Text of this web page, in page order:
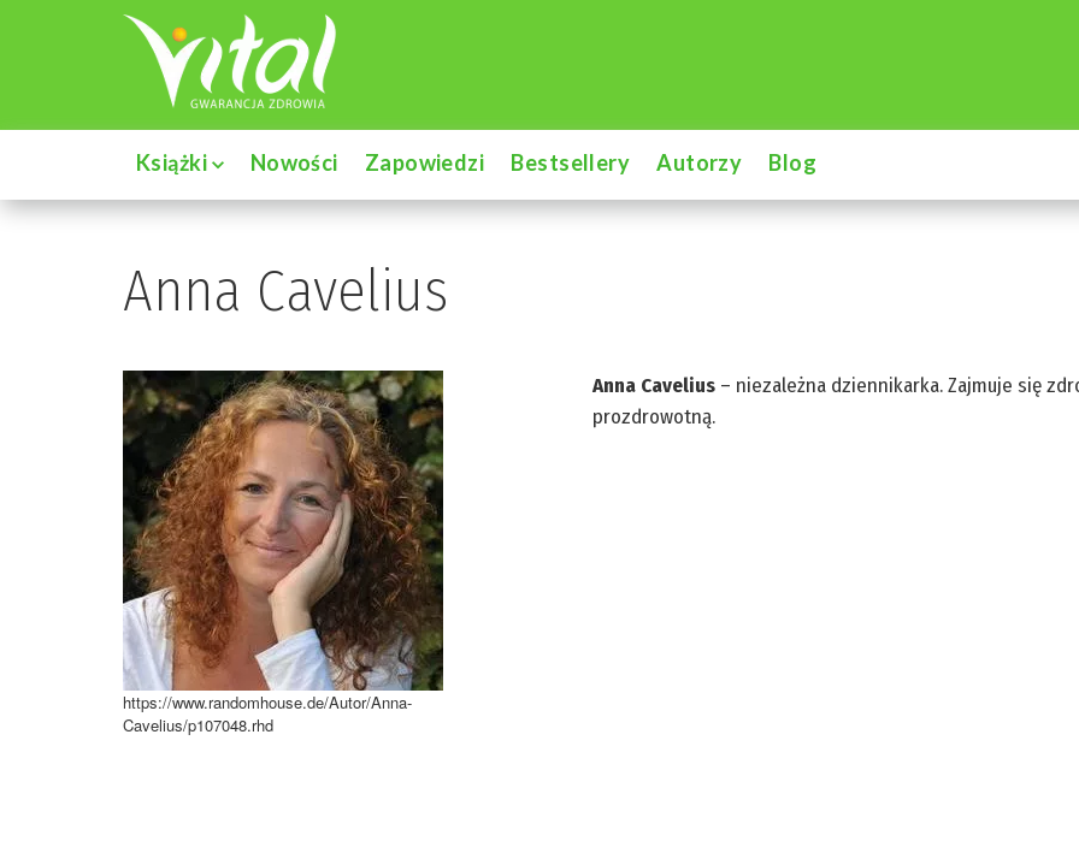
Książki Nowości Zapowiedzi Bestsellery Autorzy Blog
Anna Cavelius
https://www.randomhouse.de/Autor/Anna-
Cavelius/p107048.rhd
Anna Cavelius – niezależna dziennikarka. Zajmuje się
prozdrowotną.